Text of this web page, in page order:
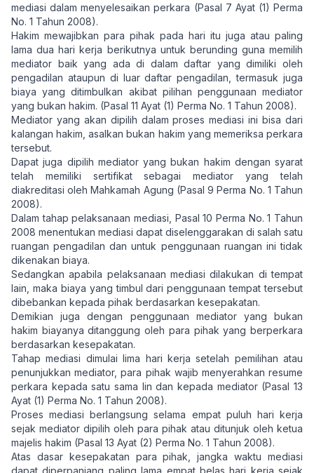
mediasi dalam menyelesaikan perkara (Pasal 7 Ayat (1) Perma
No. 1 Tahun 2008).
Hakim mewajibkan para pihak pada hari itu juga atau paling
lama dua hari kerja berikutnya untuk berunding guna memilih
mediator baik yang ada di dalam daftar yang dimiliki oleh
pengadilan ataupun di luar daftar pengadilan, termasuk juga
biaya yang ditimbulkan akibat pilihan penggunaan mediator
yang bukan hakim. (Pasal 11 Ayat (1) Perma No. 1 Tahun 2008).
Mediator yang akan dipilih dalam proses mediasi ini bisa dari
kalangan hakim, asalkan bukan hakim yang memeriksa perkara
tersebut.
Dapat juga dipilih mediator yang bukan hakim dengan syarat
telah memiliki sertifikat sebagai mediator yang telah
diakreditasi oleh Mahkamah Agung (Pasal 9 Perma No. 1 Tahun
2008).
Dalam tahap pelaksanaan mediasi, Pasal 10 Perma No. 1 Tahun
2008 menentukan mediasi dapat diselenggarakan di salah satu
ruangan pengadilan dan untuk penggunaan ruangan ini tidak
dikenakan biaya.
Sedangkan apabila pelaksanaan mediasi dilakukan di tempat
lain, maka biaya yang timbul dari penggunaan tempat tersebut
dibebankan kepada pihak berdasarkan kesepakatan.
Demikian juga dengan penggunaan mediator yang bukan
hakim biayanya ditanggung oleh para pihak yang berperkara
berdasarkan kesepakatan.
Tahap mediasi dimulai lima hari kerja setelah pemilihan atau
penunjukkan mediator, para pihak wajib menyerahkan resume
perkara kepada satu sama lin dan kepada mediator (Pasal 13
Ayat (1) Perma No. 1 Tahun 2008).
Proses mediasi berlangsung selama empat puluh hari kerja
sejak mediator dipilih oleh para pihak atau ditunjuk oleh ketua
majelis hakim (Pasal 13 Ayat (2) Perma No. 1 Tahun 2008).
Atas dasar kesepakatan para pihak, jangka waktu mediasi
dapat diperpanjang paling lama empat belas hari kerja sejak